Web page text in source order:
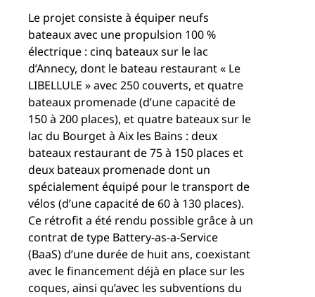
Le projet consiste à équiper neufs
bateaux avec une propulsion 100 %
électrique : cinq bateaux sur le lac
d’Annecy, dont le bateau restaurant « Le
LIBELLULE » avec 250 couverts, et quatre
bateaux promenade (d’une capacité de
150 à 200 places), et quatre bateaux sur le
lac du Bourget à Aix les Bains : deux
bateaux restaurant de 75 à 150 places et
deux bateaux promenade dont un
spécialement équipé pour le transport de
vélos (d’une capacité de 60 à 130 places).
Ce rétrofit a été rendu possible grâce à un
contrat de type Battery-as-a-Service
(BaaS) d’une durée de huit ans, coexistant
avec le financement déjà en place sur les
coques, ainsi qu’avec les subventions du